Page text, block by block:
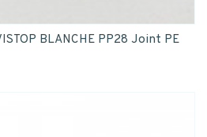
BLANCHE PP28 Joint PE